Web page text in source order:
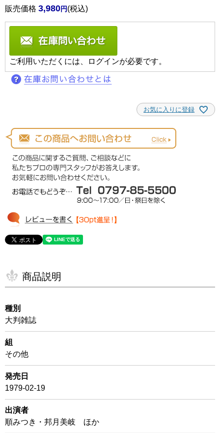
販売価格 3,980 税込
ご利用いただくには、ログインが必要です。
お気に入りに登録
商品説明
種別
大判雑誌
組
その他
発売日
1979-02-19
出演者
順みつき・邦月美岐 ほか